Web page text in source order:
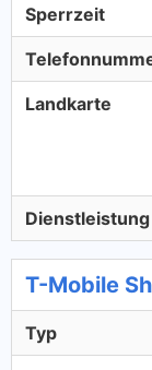
Sperrzeit
Landkarte
Dienstleistung
T-Mobile
Typ